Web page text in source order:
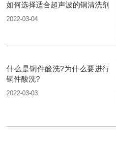
如何选择适合超声波的铜清洗剂
2022-03-04
什么是铜件酸洗?为什么要进行
铜件酸洗?
2022-03-03